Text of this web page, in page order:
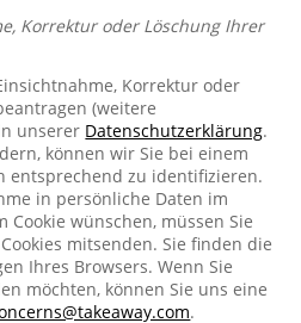
Korrektur oder Löschung Ihrer
Korrektur oder
(weitere
unserer Datenschutzerklärung.
können wir Sie bei einem
entsprechend zu identifizieren.
in persönliche Daten im
wünschen, müssen Sie
mitsenden. Sie finden die
Ihres Browsers. Wenn Sie
möchten, können Sie uns eine
.